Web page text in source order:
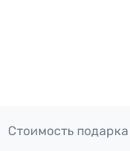
Стоимость подарка